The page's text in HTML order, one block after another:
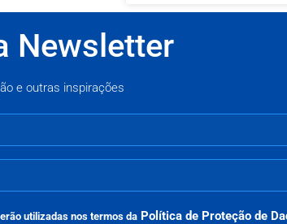
Newsletter
e outras inspirações
utilizadas nos termos da Política de Proteção de